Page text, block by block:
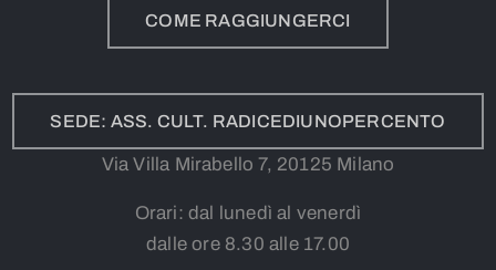
COME RAGGIUNGERCI
SEDE: ASS. CULT. RADICEDIUNOPERCENTO
Via Villa Mirabello 7, 20125 Milano
Orari: dal lunedì al venerdì
dalle ore 8.30 alle 17.00